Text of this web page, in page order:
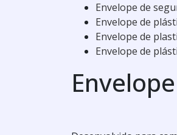
Envelope de
Envelope de
Envelope de
Envelope de